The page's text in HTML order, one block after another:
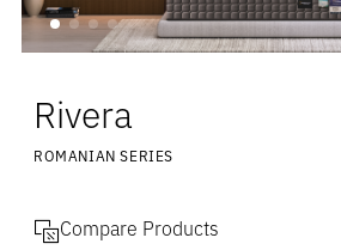
Rivera
ROMANIAN SERIES
Compare Products